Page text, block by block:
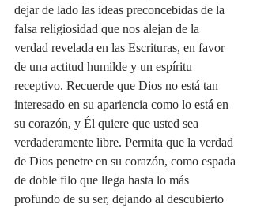
dejar de lado las ideas preconcebidas de la
falsa religiosidad que nos alejan de la
verdad revelada en las Escrituras, en favor
de una actitud humilde y un espíritu
receptivo. Recuerde que Dios no está tan
interesado en su apariencia como lo está en
su corazón, y Él quiere que usted sea
verdaderamente libre. Permita que la verdad
de Dios penetre en su corazón, como espada
de doble filo que llega hasta lo más
profundo de su ser, dejando al descubierto